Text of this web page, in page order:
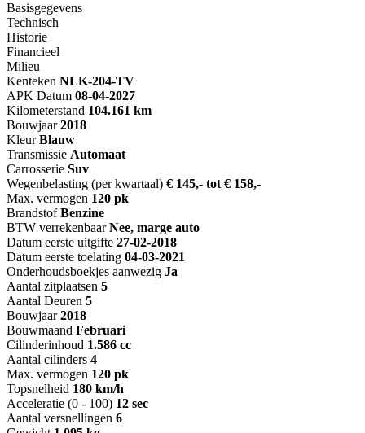
Basisgegevens
Technisch
Historie
Financieel
Milieu
Kenteken NLK-204-TV
APK Datum 08-04-2027
Kilometerstand 104.161 km
Bouwjaar 2018
Kleur Blauw
Transmissie Automaat
Carrosserie Suv
Wegenbelasting (per kwartaal) € 145,- tot € 158,-
Max. vermogen 120 pk
Brandstof Benzine
BTW verrekenbaar Nee, marge auto
Datum eerste uitgifte 27-02-2018
Datum eerste toelating 04-03-2021
Onderhoudsboekjes aanwezig Ja
Aantal zitplaatsen 5
Aantal Deuren 5
Bouwjaar 2018
Bouwmaand Februari
Cilinderinhoud 1.586 cc
Aantal cilinders 4
Max. vermogen 120 pk
Topsnelheid 180 km/h
Acceleratie (0 - 100) 12 sec
Aantal versnellingen 6